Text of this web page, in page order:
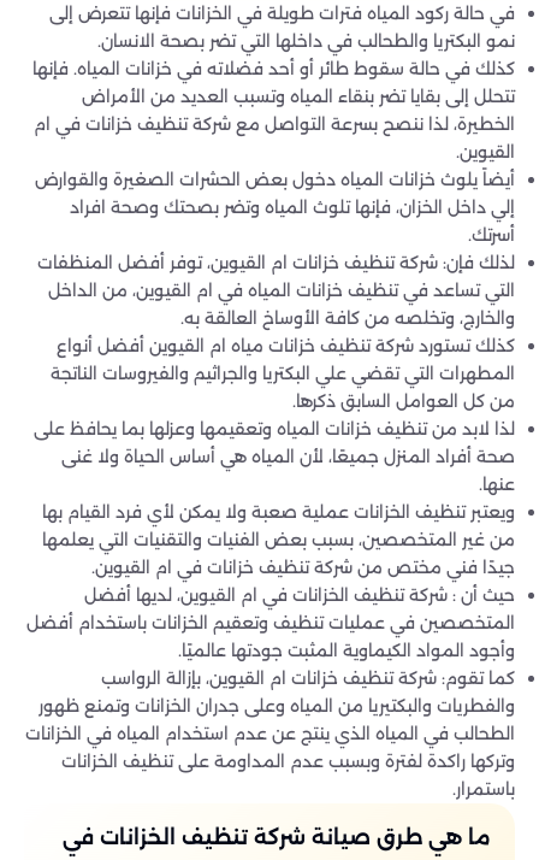
في حالة ركود المياه فترات طويلة في الخزانات فإنها تتعرض إلى
نمو البكتريا والطحالب في داخلها التي تضر بصحة الانسان.
كذلك في حالة سقوط طائر أو أحد فضلاته في خزانات المياه. فإنها
تتحلل إلى بقايا تضر بنقاء المياه وتسبب العديد من الأمراض
الخطيرة، لذا ننصح بسرعة التواصل مع شركة تنظيف خزانات في ام
القيوين.
أيضاً يلوث خزانات المياه دخول بعض الحشرات الصغيرة والقوارض
إلي داخل الخزان، فإنها تلوث المياه وتضر بصحتك وصحة افراد
أسرتك.
لذلك فإن: شركة تنظيف خزانات ام القيوين، توفر أفضل المنظفات
التي تساعد في تنظيف خزانات المياه في ام القيوين، من الداخل
والخارج، وتخلصه من كافة الأوساخ العالقة به.
كذلك تستورد شركة تنظيف خزانات مياه ام القيوين أفضل أنواع
المطهرات التي تقضي علي البكتريا والجراثيم والفيروسات الناتجة
من كل العوامل السابق ذكرها.
لذا لابد من تنظيف خزانات المياه وتعقيمها وعزلها بما يحافظ على
صحة أفراد المنزل جميعًا، لأن المياه هي أساس الحياة ولا غنى
عنها.
ويعتبر تنظيف الخزانات عملية صعبة ولا يمكن لأي فرد القيام بها
من غير المتخصصين، بسبب بعض الفنيات والتقنيات التي يعلمها
جيدًا فني مختص من شركة تنظيف خزانات في ام القيوين.
حيث أن : شركة تنظيف الخزانات في ام القيوين، لديها أفضل
المتخصصين في عمليات تنظيف وتعقيم الخزانات باستخدام أفضل
وأجود المواد الكيماوية المثبت جودتها عالميًا.
كما تقوم: شركة تنظيف خزانات ام القيوين، بإزالة الرواسب
والفطريات والبكتيريا من المياه وعلى جدران الخزانات وتمنع ظهور
الطحالب في المياه الذي ينتج عن عدم استخدام المياه في الخزانات
وتركها راكدة لفترة وبسبب عدم المداومة على تنظيف الخزانات
باستمرار.
ما هي طرق صيانة شركة تنظيف الخزانات في